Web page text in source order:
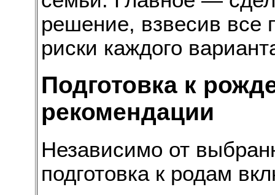
решение, взвесив
риски каждого
Подготовка к
рекомендации
Независимо от
подготовка к родам